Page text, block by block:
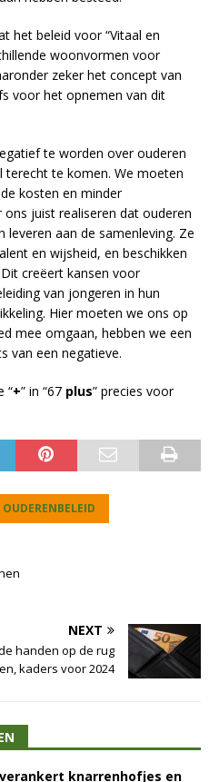
het beleid voor “Vitaal en
woonvormen voor
zeker het concept van
voor het opnemen van dit
te worden over ouderen
terecht te komen. We moeten
kosten en minder
juist realiseren dat ouderen
leveren aan de samenleving. Ze
en wijsheid, en beschikken
creëert kansen voor
van jongeren in hun
Hier moeten we ons op
mee omgaan, hebben we een
van een negatieve.
“+” in “67 plus” precies voor
OUDERENBELEID
NEXT
handen op de rug
kaders voor 2024
knarrenhofjes en